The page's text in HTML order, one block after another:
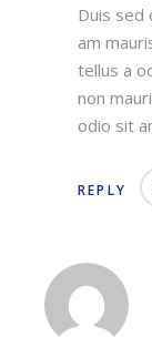
Duis sed
am
tellus a
non
odio sit
REPLY